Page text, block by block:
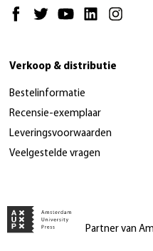
Verkoop & distributie
Bestelinformatie
Recensie-exemplaar
Leveringsvoorwaarden
Veelgestelde vragen
Partner van